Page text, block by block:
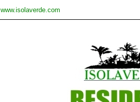
www.isolaverde.com